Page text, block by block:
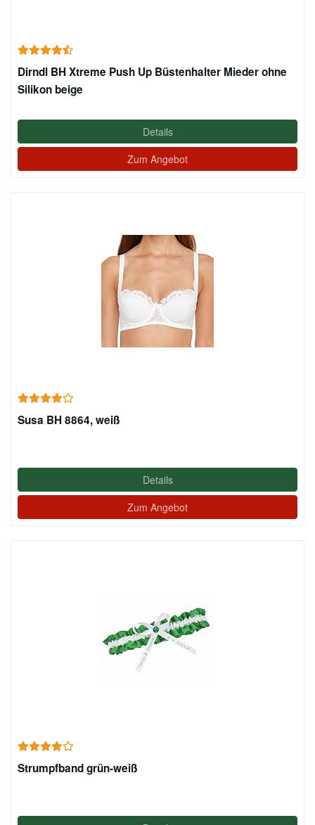
Dirndl BH Xtreme Push Up Büstenhalter Mieder ohne
Silikon beige
Details
Zum Angebot
Susa BH 8864, weiß
Details
Zum Angebot
Strumpfband grün-weiß